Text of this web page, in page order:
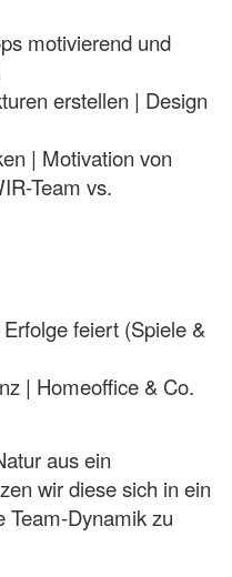
motivierend und
erstellen | Design
| Motivation von
Team vs.
feiert (Spiele &
| Homeoffice & Co.
aus ein
wir diese sich in ein
Team-Dynamik zu